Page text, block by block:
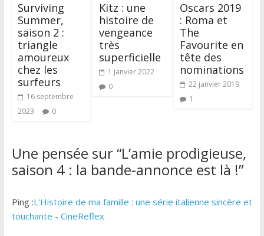
Surviving
Summer,
saison 2 :
triangle
amoureux
chez les
surfeurs
16 septembre
2023
0
Kitz : une
histoire de
vengeance
très
superficielle
1 janvier 2022
0
Oscars 2019
: Roma et
The
Favourite en
tête des
nominations
22 janvier 2019
1
Une pensée sur “L’amie prodigieuse,
saison 4 : la bande-annonce est là !”
Ping :L'Histoire de ma famille : une série italienne sincère et
touchante - CineReflex